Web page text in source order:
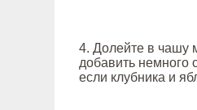
4. Долейте в чашу
добавить немного
если клубника и